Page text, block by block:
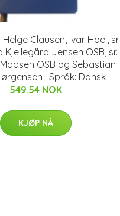
Clausen, Ivar Hoel, sr.
Kjellegård Jensen OSB, sr.
OSB og Sebastian
| Språk: Dansk
549.54 NOK
KJØP NÅ